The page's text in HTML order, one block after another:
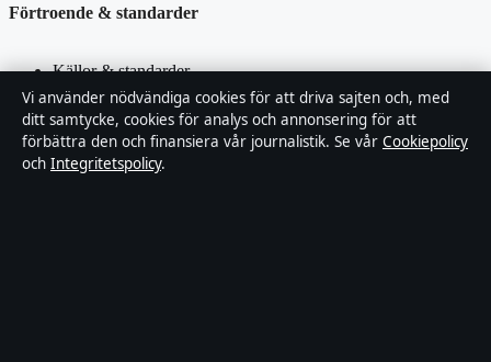
Förtroende & standarder
Källor & standarder
Redaktionell policy
Rättelsepolicy
Vi använder nödvändiga cookies för att driva sajten och, med
ditt samtycke, cookies för analys och annonsering för att
förbättra den och finansiera vår journalistik. Se vår Cookiepolicy
och Integritetspolicy.